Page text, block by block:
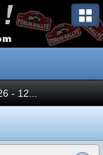
- 12...